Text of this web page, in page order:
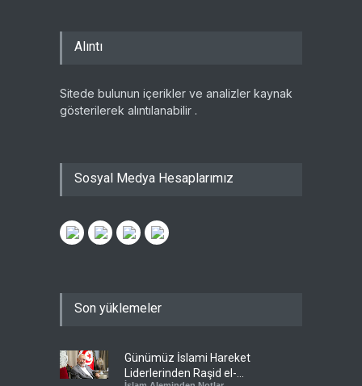
Alıntı
Sitede bulunun içerikler ve analizler kaynak
gösterilerek alıntılanabilir .
Sosyal Medya Hesaplarımız
Son yüklemeler
Günümüz İslami Hareket
Liderlerinden Raşid el-